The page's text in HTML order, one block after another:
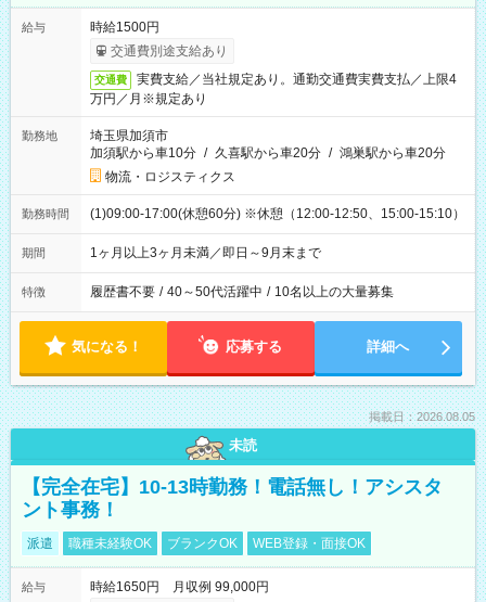
給与
時給1500円
交通費別途支給あり
交通費
実費支給／当社規定あり。通勤交通費実費支払／上限4
万円／月※規定あり
勤務地
埼玉県加須市
加須駅から車10分 / 久喜駅から車20分 / 鴻巣駅から車20分
物流・ロジスティクス
勤務時間 (1)09:00-17:00(休憩60分) ※休憩（12:00-12:50、15:00-15:10）
期間 1ヶ月以上3ヶ月未満／即日～9月末まで
特徴 履歴書不要 / 40～50代活躍中 / 10名以上の大量募集
気になる！ 応募する 詳細へ
掲載日：2026.08.05
未読
【完全在宅】10-13時勤務！電話無し！アシスタ
ント事務！
派遣 職種未経験OK ブランクOK WEB登録・面接OK
給与
時給1650円 月収例 99,000円